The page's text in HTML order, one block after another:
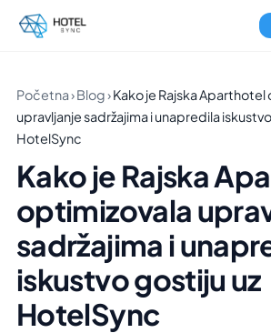
Početna›Blog›Kako je Rajska
upravljanje sadržajima i unapredila
HotelSync
Kako je Rajska
optimizovala
sadržajima i
iskustvo gostiju uz
HotelSync